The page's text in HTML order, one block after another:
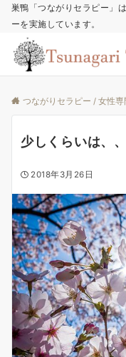
巣鴨「つながりセラピー」
ーを実施しています。
つながりセラピー / 女性
少しくらいは、、
2018年3月26日